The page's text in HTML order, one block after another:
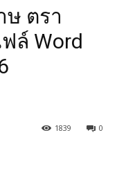
ษ ตรา
ล์ Word
0
1839